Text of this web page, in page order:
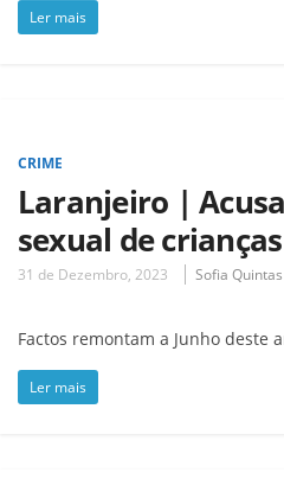
Ler mais
CRIME
Laranjeiro |
sexual de
31 de Dezembro, 2023 Sofia Quintas
Factos remontam a Junho deste
Ler mais